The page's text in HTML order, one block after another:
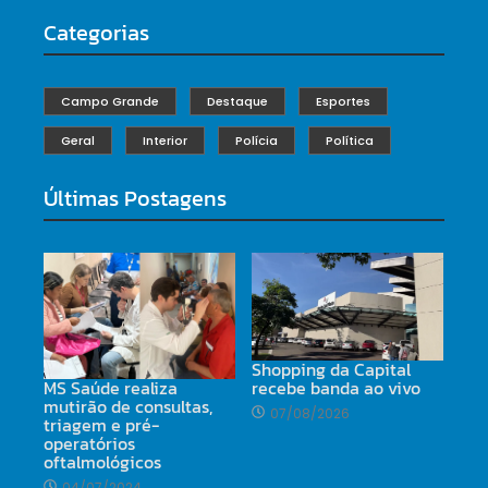
Categorias
Campo Grande Destaque Esportes
Geral Interior Polícia Política
Últimas Postagens
MS Saúde realiza
mutirão de consultas,
triagem e pré-
operatórios
oftalmológicos
Shopping da Capital
recebe banda ao vivo
07/08/2026